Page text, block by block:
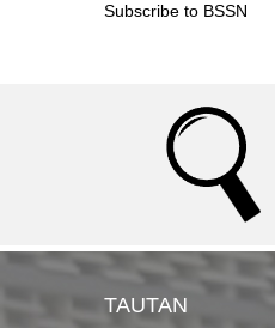
Subscribe to BSSN
TAUTAN